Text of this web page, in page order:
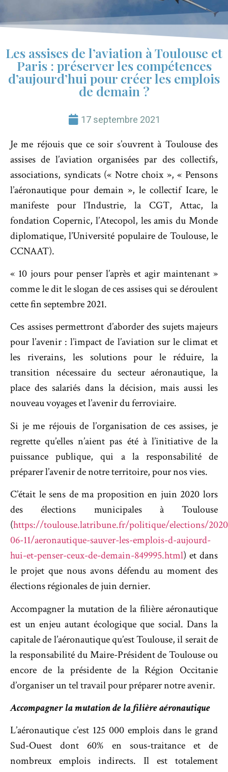
Les assises de l’aviation à Toulouse et
Paris : préserver les compétences
d’aujourd’hui pour créer les emplois
de demain ?
17 septembre 2021
Je me réjouis que ce soir s’ouvrent à Toulouse des
assises de l’aviation organisées par des collectifs,
associations, syndicats (« Notre choix », « Pensons
l’aéronautique pour demain », le collectif Icare, le
manifeste pour l’Industrie, la CGT, Attac, la
fondation Copernic, l’Atecopol, les amis du Monde
diplomatique, l’Université populaire de Toulouse, le
CCNAAT).
« 10 jours pour penser l’après et agir maintenant »
comme le dit le slogan de ces assises qui se déroulent
cette fin septembre 2021.
Ces assises permettront d’aborder des sujets majeurs
pour l’avenir : l’impact de l’aviation sur le climat et
les riverains, les solutions pour le réduire, la
transition nécessaire du secteur aéronautique, la
place des salariés dans la décision, mais aussi les
nouveau voyages et l’avenir du ferroviaire.
Si je me réjouis de l’organisation de ces assises, je
regrette qu’elles n’aient pas été à l’initiative de la
puissance publique, qui a la responsabilité de
préparer l’avenir de notre territoire, pour nos vies.
C’était le sens de ma proposition en juin 2020 lors
des élections municipales à Toulouse
(https://toulouse.latribune.fr/politique/elections/
06-11/aeronautique-sauver-les-emplois-d-aujourd-
hui-et-penser-ceux-de-demain-849995.html) et dans
le projet que nous avons défendu au moment des
élections régionales de juin dernier.
Accompagner la mutation de la filière aéronautique
est un enjeu autant écologique que social. Dans la
capitale de l’aéronautique qu’est Toulouse, il serait de
la responsabilité du Maire-Président de Toulouse ou
encore de la présidente de la Région Occitanie
d’organiser un tel travail pour préparer notre avenir.
Accompagner la mutation de la filière aéronautique
L’aéronautique c’est 125 000 emplois dans le grand
Sud-Ouest dont 60% en sous-traitance et de
nombreux emplois indirects. Il est totalement